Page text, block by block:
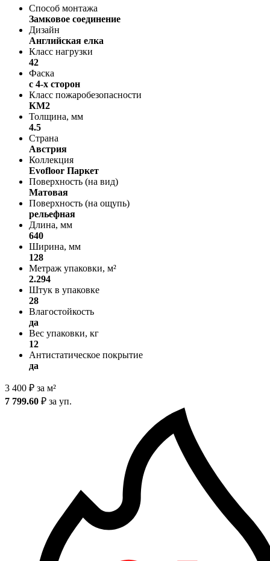
Способ монтажа
Замковое соединение
Дизайн
Английская елка
Класс нагрузки
42
Фаска
с 4-х сторон
Класс пожаробезопасности
КМ2
Толщина, мм
4.5
Страна
Австрия
Коллекция
Evofloor Паркет
Поверхность (на вид)
Матовая
Поверхность (на ощупь)
рельефная
Длина, мм
640
Ширина, мм
128
Метраж упаковки, м²
2.294
Штук в упаковке
28
Влагостойкость
да
Вес упаковки, кг
12
Антистатическое покрытие
да
3 400 ₽ за м²
7 799.60 ₽ за уп.